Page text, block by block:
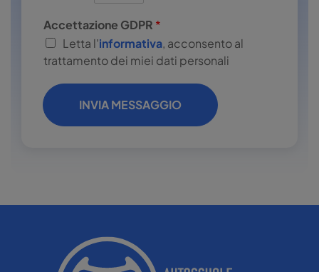
Accettazione GDPR *
Letta l'informativa, acconsento al
trattamento dei miei dati personali
INVIA MESSAGGIO